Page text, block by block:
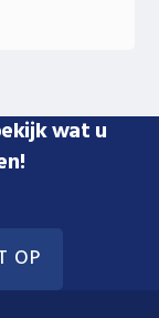
wat u
OP